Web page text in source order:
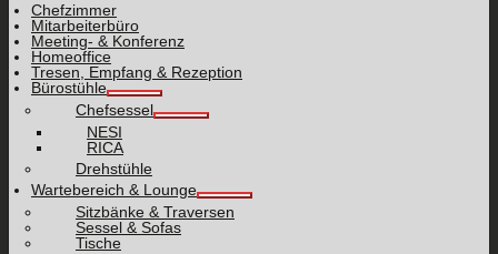
Chefzimmer
Mitarbeiterbüro
Meeting- & Konferenz
Homeoffice
Tresen, Empfang & Rezeption
Bürostühle
Chefsessel
NESI
RICA
Drehstühle
Wartebereich & Lounge
Sitzbänke & Traversen
Sessel & Sofas
Tische